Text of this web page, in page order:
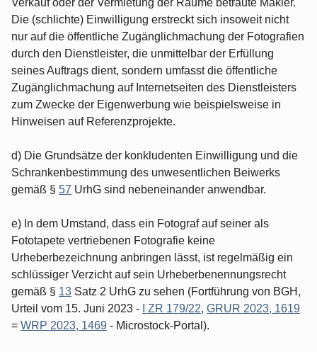
Verkauf oder der Vermietung der Räume betraute Makler.
Die (schlichte) Einwilligung erstreckt sich insoweit nicht
nur auf die öffentliche Zugänglichmachung der Fotografien
durch den Dienstleister, die unmittelbar der Erfüllung
seines Auftrags dient, sondern umfasst die öffentliche
Zugänglichmachung auf Internetseiten des Dienstleisters
zum Zwecke der Eigenwerbung wie beispielsweise in
Hinweisen auf Referenzprojekte.
d) Die Grundsätze der konkludenten Einwilligung und die
Schrankenbestimmung des unwesentlichen Beiwerks
gemäß § 57 UrhG sind nebeneinander anwendbar.
e) In dem Umstand, dass ein Fotograf auf seiner als
Fototapete vertriebenen Fotografie keine
Urheberbezeichnung anbringen lässt, ist regelmäßig ein
schlüssiger Verzicht auf sein Urheberbenennungsrecht
gemäß § 13 Satz 2 UrhG zu sehen (Fortführung von BGH,
Urteil vom 15. Juni 2023 -
I ZR 179/22, GRUR 2023, 1619
= WRP 2023, 1469 - Microstock-Portal).